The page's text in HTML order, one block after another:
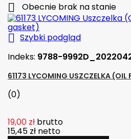
 Obecnie brak na stanie
 Szybki podgląd
Indeks: 9788-
61173 LYCOMING USZCZELKA (OIL
(0)
19,00 zł brutto
15,45 zł netto